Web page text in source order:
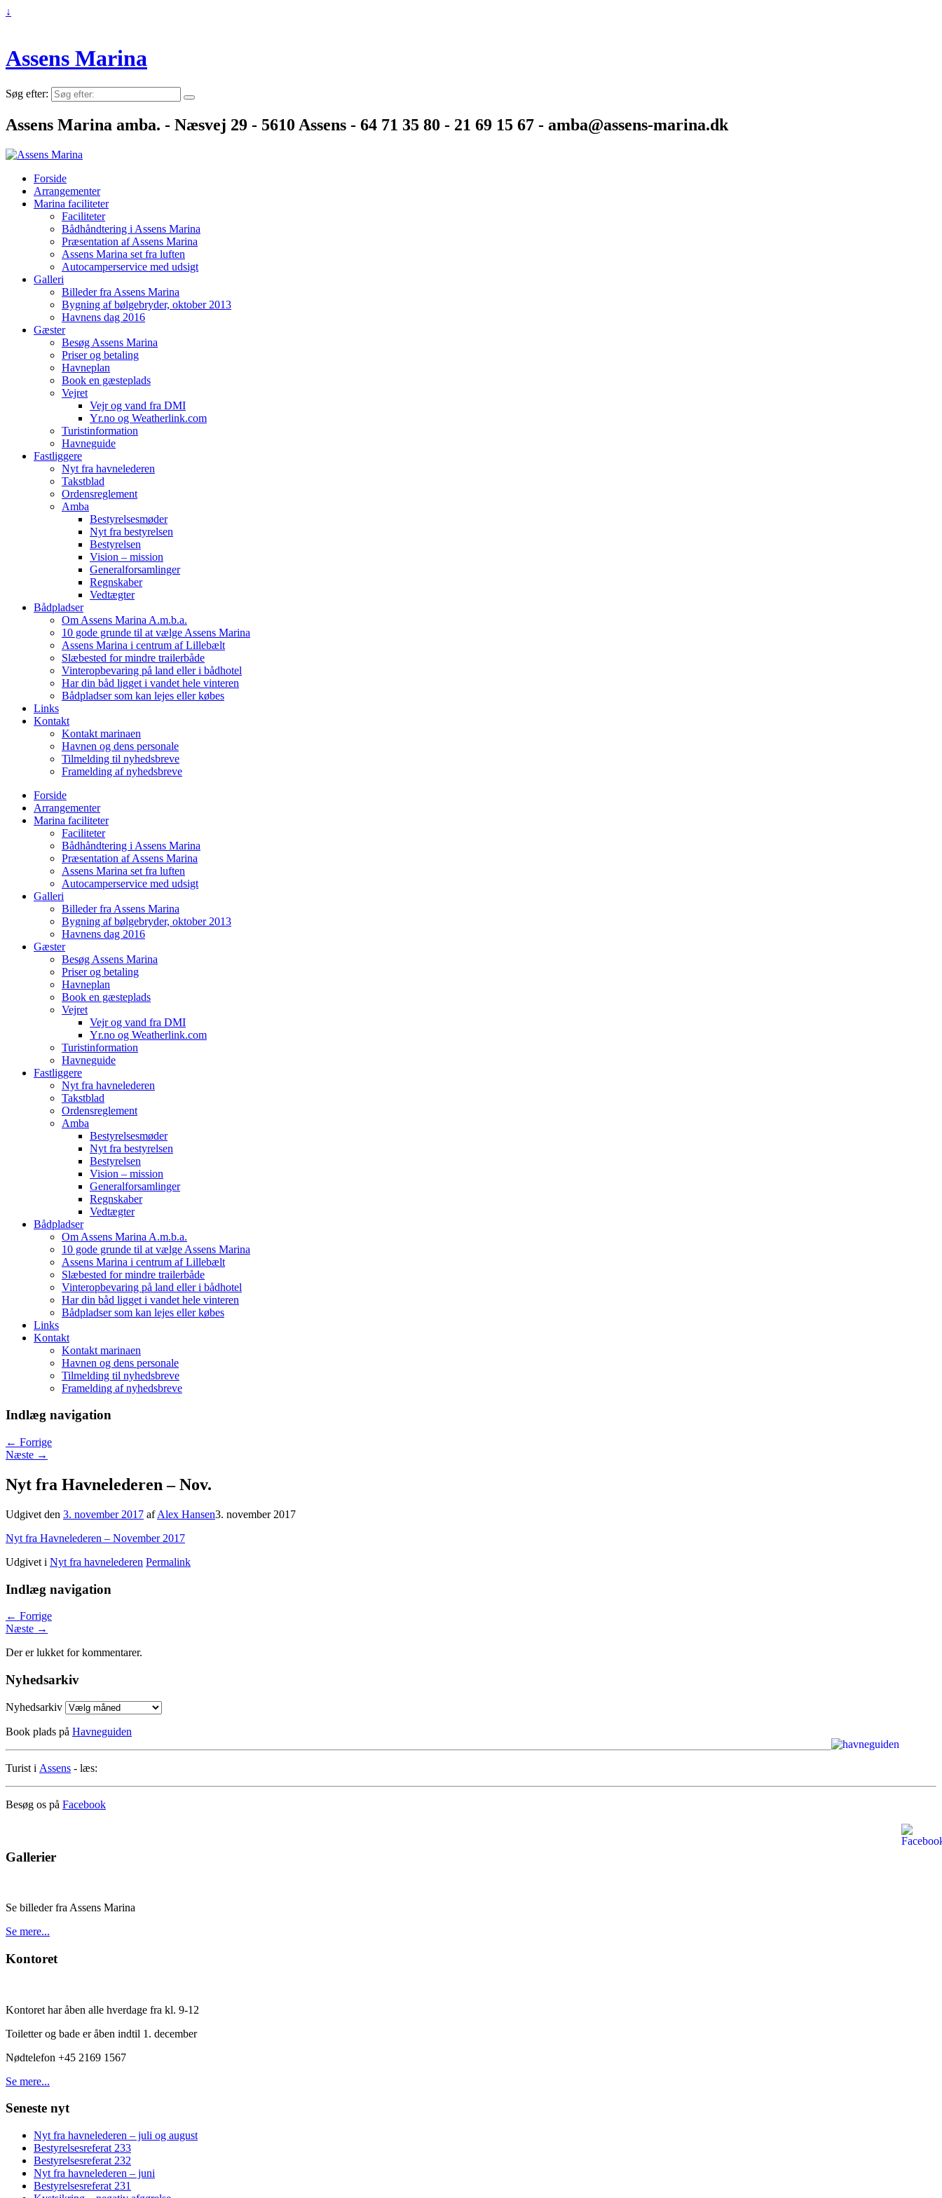
↓
Assens Marina
Søg efter:
Assens Marina amba. - Næsvej 29 - 5610 Assens - 64 71 35 80 - 21 69 15 67 - amba@assens-marina.dk
Forside
Arrangementer
Marina faciliteter
Faciliteter
Bådhåndtering i Assens Marina
Præsentation af Assens Marina
Assens Marina set fra luften
Autocamperservice med udsigt
Galleri
Billeder fra Assens Marina
Bygning af bølgebryder, oktober 2013
Havnens dag 2016
Gæster
Besøg Assens Marina
Priser og betaling
Havneplan
Book en gæsteplads
Vejret
Vejr og vand fra DMI
Yr.no og Weatherlink.com
Turistinformation
Havneguide
Fastliggere
Nyt fra havnelederen
Takstblad
Ordensreglement
Amba
Bestyrelsesmøder
Nyt fra bestyrelsen
Bestyrelsen
Vision – mission
Generalforsamlinger
Regnskaber
Vedtægter
Bådpladser
Om Assens Marina A.m.b.a.
10 gode grunde til at vælge Assens Marina
Assens Marina i centrum af Lillebælt
Slæbested for mindre trailerbåde
Vinteropbevaring på land eller i bådhotel
Har din båd ligget i vandet hele vinteren
Bådpladser som kan lejes eller købes
Links
Kontakt
Kontakt marinaen
Havnen og dens personale
Tilmelding til nyhedsbreve
Framelding af nyhedsbreve
Forside
Arrangementer
Marina faciliteter
Faciliteter
Bådhåndtering i Assens Marina
Præsentation af Assens Marina
Assens Marina set fra luften
Autocamperservice med udsigt
Galleri
Billeder fra Assens Marina
Bygning af bølgebryder, oktober 2013
Havnens dag 2016
Gæster
Besøg Assens Marina
Priser og betaling
Havneplan
Book en gæsteplads
Vejret
Vejr og vand fra DMI
Yr.no og Weatherlink.com
Turistinformation
Havneguide
Fastliggere
Nyt fra havnelederen
Takstblad
Ordensreglement
Amba
Bestyrelsesmøder
Nyt fra bestyrelsen
Bestyrelsen
Vision – mission
Generalforsamlinger
Regnskaber
Vedtægter
Bådpladser
Om Assens Marina A.m.b.a.
10 gode grunde til at vælge Assens Marina
Assens Marina i centrum af Lillebælt
Slæbested for mindre trailerbåde
Vinteropbevaring på land eller i bådhotel
Har din båd ligget i vandet hele vinteren
Bådpladser som kan lejes eller købes
Links
Kontakt
Kontakt marinaen
Havnen og dens personale
Tilmelding til nyhedsbreve
Framelding af nyhedsbreve
Indlæg navigation
← Forrige
Næste →
Nyt fra Havnelederen – Nov.
Udgivet den 3. november 2017 afAlex Hansen3. november 2017
Nyt fra Havnelederen – November 2017
Udgivet i Nyt fra havnelederen Permalink
Indlæg navigation
← Forrige
Næste →
Der er lukket for kommentarer.
Nyhedsarkiv
Nyhedsarkiv
Book plads på Havneguiden
Turist i Assens - læs:
Besøg os på Facebook
Gallerier
Se billeder fra Assens Marina
Se mere...
Kontoret
Kontoret har åben alle hverdage fra kl. 9-12
Toiletter og bade er åben indtil 1. december
Nødtelefon +45 2169 1567
Se mere...
Seneste nyt
Nyt fra havnelederen – juli og august
Bestyrelsesreferat 233
Bestyrelsesreferat 232
Nyt fra havnelederen – juni
Bestyrelsesreferat 231